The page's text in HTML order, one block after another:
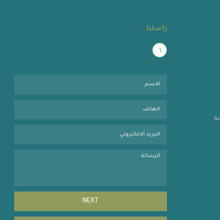
راسلنا..
1
NEXT